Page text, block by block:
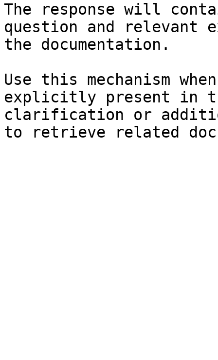
The response will
question and relevant
the documentation.
Use this mechanism
explicitly present in
clarification or